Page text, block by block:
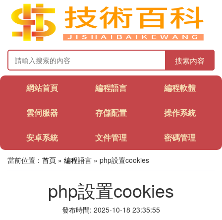
搜索內容
網站首頁 編程語言 編程軟體
雲伺服器 存儲配置 操作系統
安卓系統 文件管理 密碼管理
當前位置： 首頁 » 編程語言 » php設置cookies
php設置cookies
發布時間: 2025-10-18 23:35:55